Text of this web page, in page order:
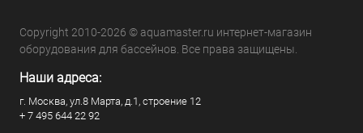
Copyright 2010-2026 © aquamaster.ru интернет-магазин
оборудования для бассейнов. Все права защищены.
Наши адреса:
г. Москва, ул.8 Марта, д.1, строение 12
+ 7 495 644 22 92